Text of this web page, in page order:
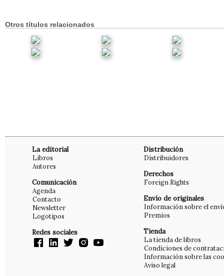
Otros títulos relacionados
La editorial
Libros
Autores
Comunicación
Agenda
Contacto
Newsletter
Logotipos
Redes sociales
Distribución
Distribuidores
Derechos
Foreign Rights
Envío de originales
Información sobre el
Premios
Tienda
La tienda de libros
Condiciones de
Información sobre las
Aviso legal